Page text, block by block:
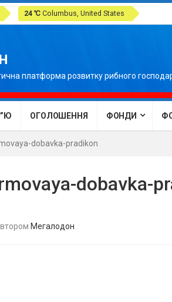
24 ℃ Columbus, United States
платформа розвитку рибного
ОГОЛОШЕННЯ ФОНДИ
dobavka-pradikon
dobavka-
Мегалодон